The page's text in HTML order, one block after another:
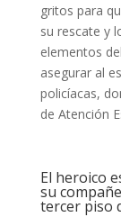
gritos para
su rescate y
elementos
asegurar al
policíacas,
de Atención
El heroico
su
tercer piso